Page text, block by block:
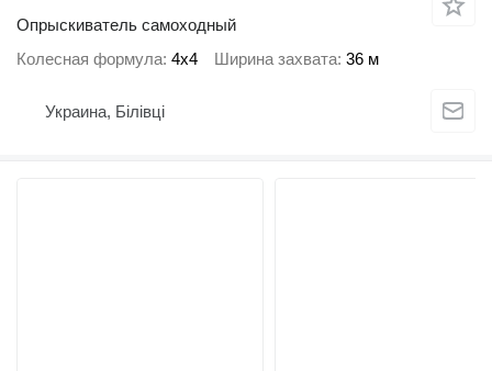
Опрыскиватель самоходный
Колесная формула 4x4 Ширина захвата 36 м
Украина, Білівці